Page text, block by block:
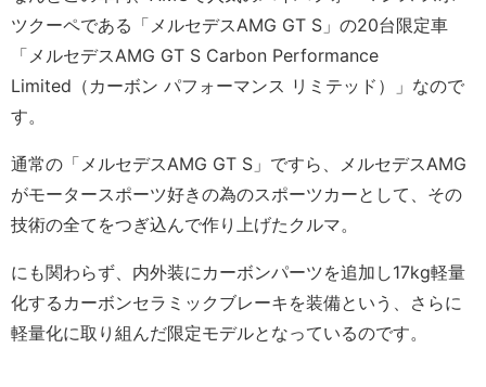
ツクーペである「メルセデスAMG GT S」の20台限定車
「メルセデスAMG GT S Carbon Performance
Limited（カーボン パフォーマンス リミテッド）」なので
す。
通常の「メルセデスAMG GT S」ですら、メルセデスAMG
がモータースポーツ好きの為のスポーツカーとして、その
技術の全てをつぎ込んで作り上げたクルマ。
にも関わらず、内外装にカーボンパーツを追加し17kg軽量
化するカーボンセラミックブレーキを装備という、さらに
軽量化に取り組んだ限定モデルとなっているのです。